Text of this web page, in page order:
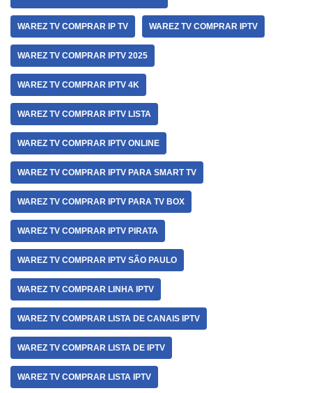
WAREZ TV COMPRAR IP TV WAREZ TV COMPRAR IPTV
WAREZ TV COMPRAR IPTV 2025
WAREZ TV COMPRAR IPTV 4K
WAREZ TV COMPRAR IPTV LISTA
WAREZ TV COMPRAR IPTV ONLINE
WAREZ TV COMPRAR IPTV PARA SMART TV
WAREZ TV COMPRAR IPTV PARA TV BOX
WAREZ TV COMPRAR IPTV PIRATA
WAREZ TV COMPRAR IPTV SÃO PAULO
WAREZ TV COMPRAR LINHA IPTV
WAREZ TV COMPRAR LISTA DE CANAIS IPTV
WAREZ TV COMPRAR LISTA DE IPTV
WAREZ TV COMPRAR LISTA IPTV